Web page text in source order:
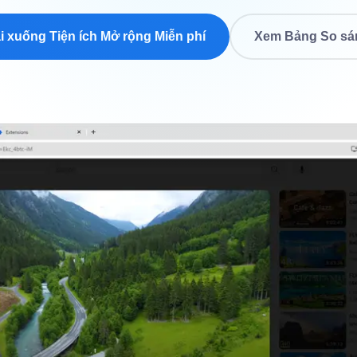
xuống Tiện ích Mở rộng Miễn phí Xem Bảng So